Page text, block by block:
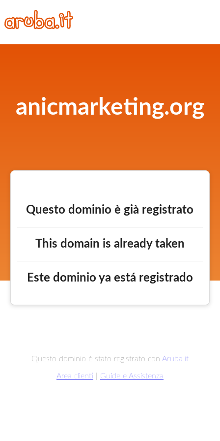
anicmarketing.org
Questo dominio è già registrato
This domain is already taken
Este dominio ya está registrado
Questo dominio è stato registrato con Aruba.it
Area clienti Guide e Assistenza